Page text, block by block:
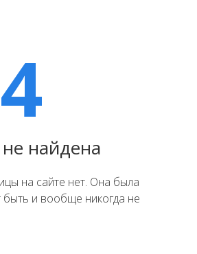
найдена
на сайте нет. Она была
быть и вообще никогда не